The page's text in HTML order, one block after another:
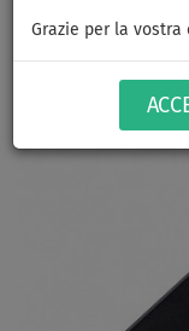
Grazie per la vostra
gonfiabile